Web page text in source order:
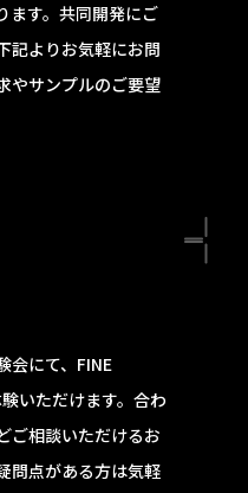
ます。共同開発にご
記よりお気軽にお問
やサンプルのご要望
会にて、FINE
いただけます。合わ
ご相談いただけるお
問点がある方は気軽